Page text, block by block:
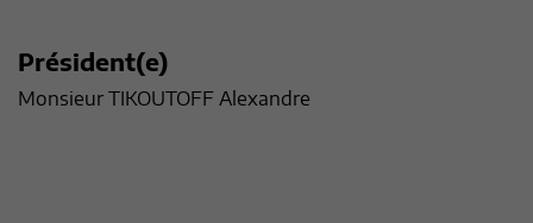
Président(e)
Monsieur TIKOUTOFF Alexandre